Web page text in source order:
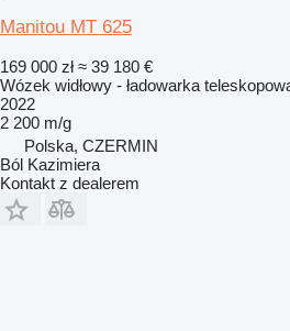
Manitou MT 625
169 000 zł ≈ 39 180 €
Wózek widłowy - ładowarka
2022
2 200 m/g
Polska, CZERMIN
Ból Kazimiera
Kontakt z dealerem